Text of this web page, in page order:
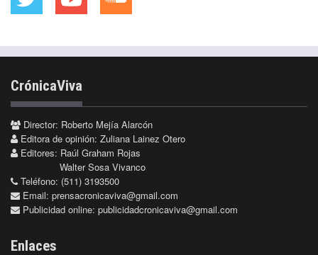
CrónicaViva
Director: Roberto Mejía Alarcón
Editora de opinión: Zuliana Lainez Otero
Editores: Raúl Graham Rojas
Walter Sosa Vivanco
Teléfono: (511) 3193500
Email: prensacronicaviva@gmail.com
Publicidad online: publicidadcronicaviva@gmail.com
Enlaces